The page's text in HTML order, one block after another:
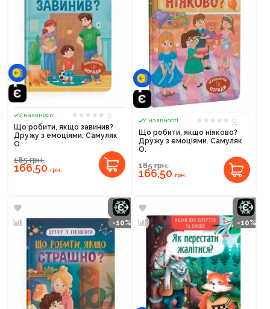
У наявності
0
Що робити, якщо завинив?
Дружу з емоціями. Самуляк
О.
185грн.
166,50 грн.
У наявності
0
Що робити, якщо ніяково?
Дружу з емоціями. Самуляк
О.
185грн.
166,50 грн.
-10% -10%